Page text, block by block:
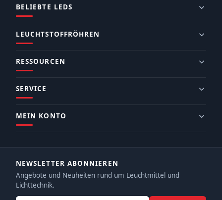
BELIEBTE LEDS
LEUCHTSTOFFRÖHREN
RESSOURCEN
SERVICE
MEIN KONTO
NEWSLETTER ABONNIEREN
Angebote und Neuheiten rund um Leuchtmittel und
Lichttechnik.